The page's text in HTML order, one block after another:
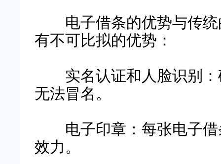
电子借条的优势与传统
有不可比拟的优势：
实名认证和人脸识别：
无法冒名。
电子印章：每张电子借
效力。